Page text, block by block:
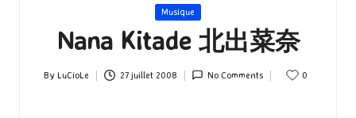
Posted
Musique
Nana Kitade 北出菜奈
Posted
By LuCioLe 27 juillet 2008 No Comments 0